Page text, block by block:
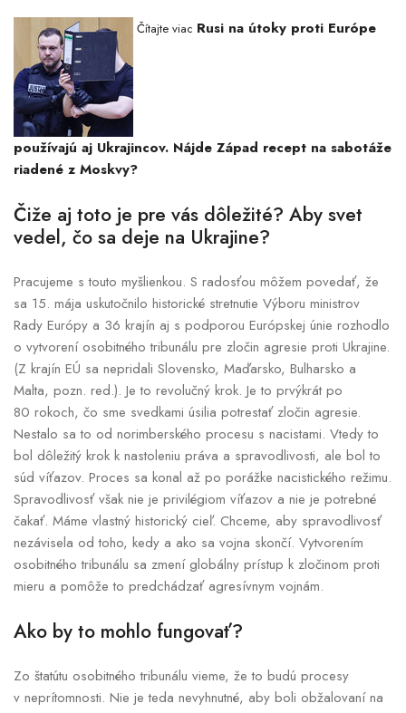
Čítajte viac Rusi na útoky proti Európe
používajú aj Ukrajincov. Nájde Západ recept na sabotáže
riadené z Moskvy?
Čiže aj toto je pre vás dôležité? Aby svet
vedel, čo sa deje na Ukrajine?
Pracujeme s touto myšlienkou. S radosťou môžem povedať, že
sa 15. mája uskutočnilo historické stretnutie Výboru ministrov
Rady Európy a 36 krajín aj s podporou Európskej únie rozhodlo
o vytvorení osobitného tribunálu pre zločin agresie proti Ukrajine.
(Z krajín EÚ sa nepridali Slovensko, Maďarsko, Bulharsko a
Malta, pozn. red.). Je to revolučný krok. Je to prvýkrát po
80 rokoch, čo sme svedkami úsilia potrestať zločin agresie.
Nestalo sa to od norimberského procesu s nacistami. Vtedy to
bol dôležitý krok k nastoleniu práva a spravodlivosti, ale bol to
súd víťazov. Proces sa konal až po porážke nacistického režimu.
Spravodlivosť však nie je privilégiom víťazov a nie je potrebné
čakať. Máme vlastný historický cieľ. Chceme, aby spravodlivosť
nezávisela od toho, kedy a ako sa vojna skončí. Vytvorením
osobitného tribunálu sa zmení globálny prístup k zločinom proti
mieru a pomôže to predchádzať agresívnym vojnám.
Ako by to mohlo fungovať?
Zo štatútu osobitného tribunálu vieme, že to budú procesy
v neprítomnosti. Nie je teda nevyhnutné, aby boli obžalovaní na